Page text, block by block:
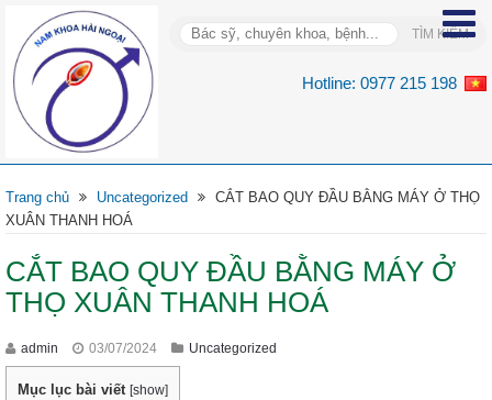
Hotline: 0977 215 198
Trang chủ Uncategorized
CẮT BAO QUY ĐẦU BẰNG MÁY Ở THỌ
XUÂN THANH HOÁ
CẮT BAO QUY ĐẦU BẰNG MÁY Ở
THỌ XUÂN THANH HOÁ
admin 03/07/2024 Uncategorized
Mục lục bài viết [show]